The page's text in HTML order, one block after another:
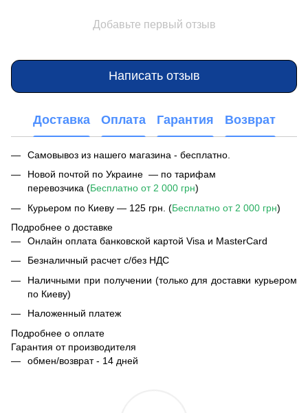
Добавьте первый отзыв
Написать отзыв
Доставка Оплата Гарантия Возврат
Самовывоз из нашего магазина - бесплатно.
Новой почтой по Украине — по тарифам
перевозчика (Бесплатно от 2 000 грн)
Курьером по Киеву — 125 грн. (Бесплатно от 2 000 грн)
Подробнее о доставке
Онлайн оплата банковской картой Visa и MasterCard
Безналичный расчет с/без НДС
Наличными при получении (только для доставки курьером
по Киеву)
Наложенный платеж
Подробнее о оплате
Гарантия от производителя
обмен/возврат - 14 дней